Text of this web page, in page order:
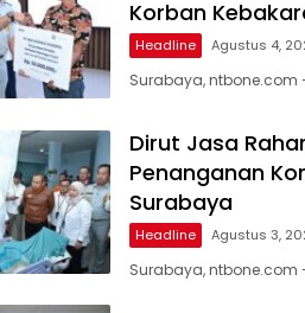
Korban
Headline Agustus 4,
Surabaya, ntbone.com
Dirut Jasa
Penanganan
Surabaya
Headline Agustus 3,
Surabaya, ntbone.com